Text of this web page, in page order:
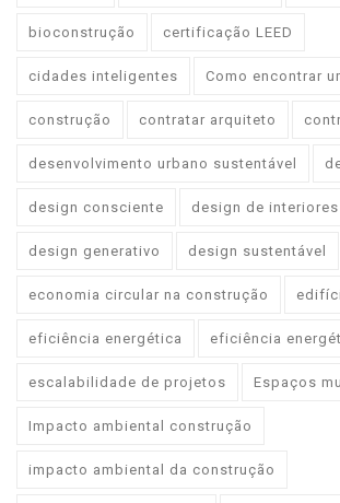
bioconstrução certificação LEED
cidades inteligentes Como encontrar
construção contratar arquiteto
desenvolvimento urbano sustentável
design consciente design de interiores
design generativo design sustentável
economia circular na construção
eficiência energética eficiência
escalabilidade de projetos Espaços
Impacto ambiental construção
impacto ambiental da construção